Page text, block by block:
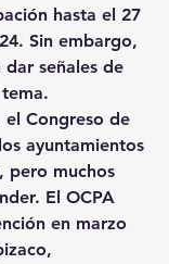
hasta el 27
. Sin embargo,
dar señales de
el Congreso de
ayuntamientos
, pero muchos
El OCPA
en marzo